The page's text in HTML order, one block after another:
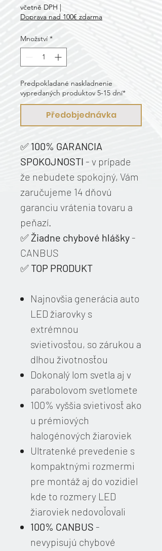
včetně DPH |
Doprava nad 100€ zdarma
Množství *
Predpokladané naskladnenie
vypredaných produktov 5-15 dní*
Předobjednávka
✅️ 100% GARANCIA
SPOKOJNOSTI - v prípade
že nebudete spokojný, Vám
zaručujeme 14 dňovú
garanciu vrátenia tovaru a
peňazí.
✅️ Žiadne chybové hlášky -
CANBUS
✅️TOP PRODUKT
Najnovšia generácia auto
LED žiarovky s
extrémnou
svietivosťou, so zárukou a
dlhou životnosťou
Dokonalý lom svetla aj v
parabolovom svetlomete
100% vyššia svietivosť ako
u prémiových
halogénových žiaroviek
Ultratenké prevedenie s
kompaktnými rozmermi
pre montáž aj do vozidiel
kde to rozmery LED
žiaroviek nedovoľovali
100% CANBUS -
nevypisujú chybové